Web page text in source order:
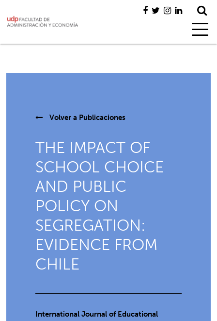
Volver a Publicaciones
THE IMPACT OF
SCHOOL CHOICE
AND PUBLIC
POLICY ON
SEGREGATION:
EVIDENCE FROM
CHILE
International Journal of Educational